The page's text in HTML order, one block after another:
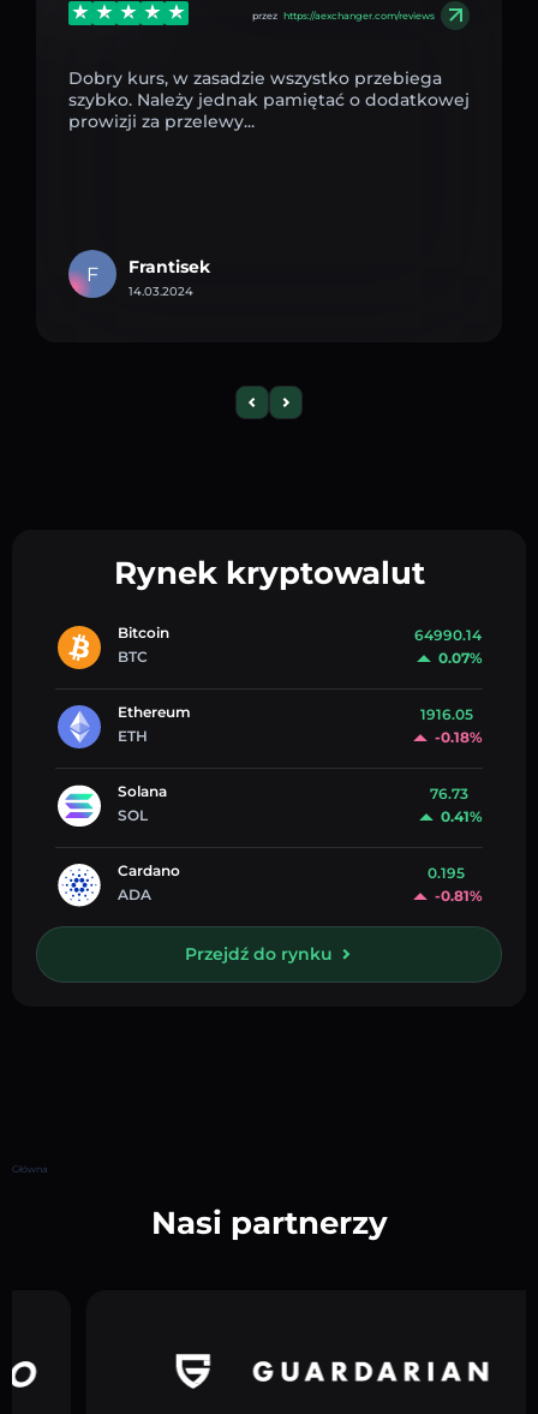
przez https://aexchanger.com/reviews
Dobry kurs, w zasadzie wszystko przebiega
szybko. Należy jednak pamiętać o dodatkowej
prowizji za przelewy...
F Frantisek
14.03.2024
Rynek kryptowalut
Bitcoin
BTC
64990.14
0.07%
Ethereum
ETH
1916.05
-0.18%
Solana
SOL
76.73
0.41%
Cardano
ADA
0.195
-0.81%
Przejdź do rynku
Główna
Nasi partnerzy